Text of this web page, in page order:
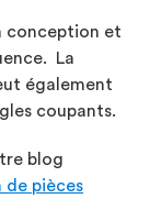
conception et
La
également
coupants.
blog
de pièces